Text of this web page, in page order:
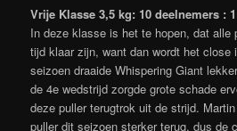
Vrije Klasse 3,5 kg: 10 deelnemers :
In deze klasse is het te hopen, dat alle
tijd klaar zijn, want dan wordt het close
seizoen draaide Whispering Giant
de 4e wedstrijd zorgde grote schade
deze puller terugtrok uit de strijd.
puller dit seizoen sterker terug, dus de